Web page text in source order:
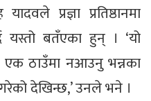
प्रज्ञा प्रतिष्ठानमा
यस्तो बतँएका हुन् । ‘यो
एक ठाउँमा नआउनु भन्नका
देखिन्छ,’ उनले भने ।